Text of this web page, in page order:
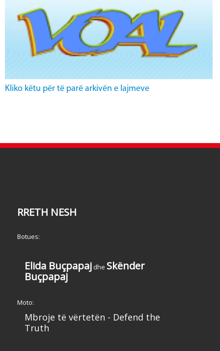
Kliko këtu për të parë arkivën e lajmeve
RRETH NESH
Botues:
Elida Buçpapaj dhe Skënder
Buçpapaj
Moto:
Mbroje të vërtetën - Defend the
Truth